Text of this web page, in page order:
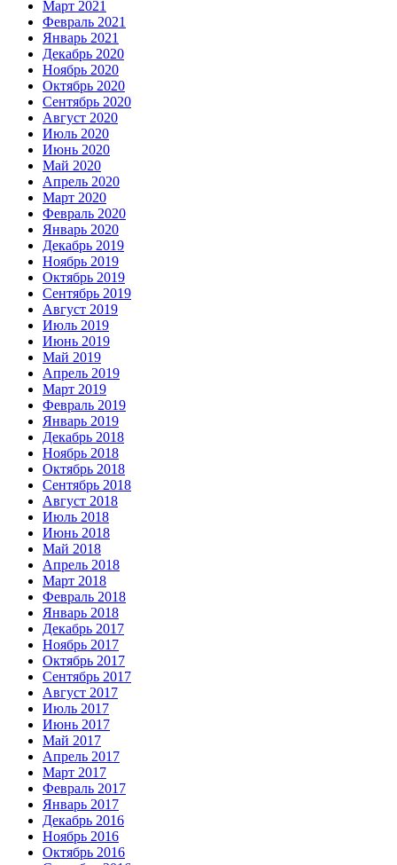
Март 2021
Февраль 2021
Январь 2021
Декабрь 2020
Ноябрь 2020
Октябрь 2020
Сентябрь 2020
Август 2020
Июль 2020
Июнь 2020
Май 2020
Апрель 2020
Март 2020
Февраль 2020
Январь 2020
Декабрь 2019
Ноябрь 2019
Октябрь 2019
Сентябрь 2019
Август 2019
Июль 2019
Июнь 2019
Май 2019
Апрель 2019
Март 2019
Февраль 2019
Январь 2019
Декабрь 2018
Ноябрь 2018
Октябрь 2018
Сентябрь 2018
Август 2018
Июль 2018
Июнь 2018
Май 2018
Апрель 2018
Март 2018
Февраль 2018
Январь 2018
Декабрь 2017
Ноябрь 2017
Октябрь 2017
Сентябрь 2017
Август 2017
Июль 2017
Июнь 2017
Май 2017
Апрель 2017
Март 2017
Февраль 2017
Январь 2017
Декабрь 2016
Ноябрь 2016
Октябрь 2016